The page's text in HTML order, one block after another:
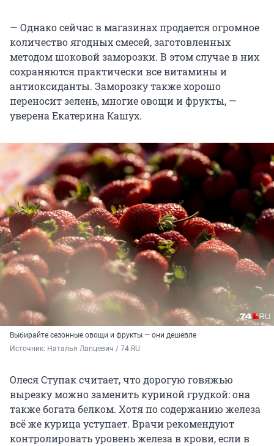
— Однако сейчас в магазинах продается огромное
количество ягодных смесей, заготовленных
методом шоковой заморозки. В этом случае в них
сохраняются практически все витамины и
антиоксиданты. Заморозку также хорошо
переносит зелень, многие овощи и фрукты, —
уверена Екатерина Кашух.
Выбирайте сезонные овощи и фрукты — они дешевле
Источник: Наталья Лапцевич / 74.RU
Олеся Ступак считает, что дорогую говяжью
вырезку можно заменить куриной грудкой: она
также богата белком. Хотя по содержанию железа
всё же курица уступает. Врачи рекомендуют
контролировать уровень железа в крови, если в